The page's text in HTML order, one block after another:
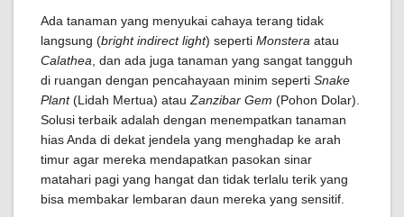
Ada tanaman yang menyukai cahaya terang tidak
langsung (bright indirect light) seperti Monstera atau
Calathea , dan ada juga tanaman yang sangat tangguh
di ruangan dengan pencahayaan minim seperti Snake
Plant(Lidah Mertua) atau Zanzibar Gem (Pohon Dolar).
Solusi terbaik adalah dengan menempatkan tanaman
hias Anda di dekat jendela yang menghadap ke arah
timur agar mereka mendapatkan pasokan sinar
matahari pagi yang hangat dan tidak terlalu terik yang
bisa membakar lembaran daun mereka yang sensitif.